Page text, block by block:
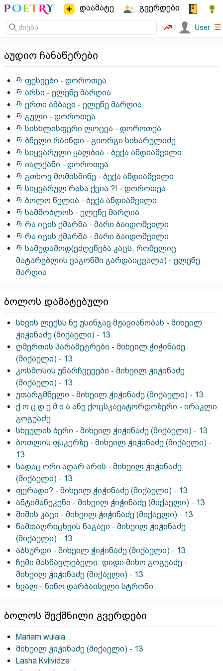
დაამატე გვერდები
User ☰
აუდიო ჩანაწერები
ფესვები -დოროთეა
არსი -ელენე მარღია
ერთი ამბავი -ელენე მარღია
გული -დოროთეა
სისხლისფერი ლოცვა -დოროთეა
ბნელი რაინდი -გიორგი სიხარულიძე
სიყვარული ყალბია -ბექა ანდიაშვილი
იალქანი -დოროთეა
გთხოვ მომისმინე -ბექა ანდიაშვილი
სიყვარულ რასა ქვია ?! -დოროთეა
ბოლო წელია -ბექა ანდიაშვილი
სამშობლოს -ელენე მარღია
რა იცის ქმარმა -მარი ბაიდოშვილი
რა იცის ქმარმა -მარი ბაიდოშვილი
სამუდამოდ(ეძღვნება კაცს, რომელიც
მატარებლის ვაგონში გარდაიცვალა) - ელენე
მარღია
ბოლოს დამატებული
სხვის ლექსს ნუ უსინჯავ მჟავიანობას - მიხეილ
ჭიჭინაძე (მიქაელი) - 13
ღმერთის პარამეტრები - მიხეილ ჭიჭინაძე
(მიქაელი) - 13
კოსმოსის უნარჩვევები - მიხეილ ჭიჭინაძე
(მიქაელი) - 13
უთარგმნელი - მიხეილ ჭიჭინაძე (მიქაელი) - 13
ქ ო ც დ ე მ ი ა ანუ ქოცსკავატორდოზერი - ირაკლი
გოგუაᲫე
სხეულის ბერი - მიხეილ ჭიჭინაძე (მიქაელი) - 13
ბოთლის ფსკერზე - მიხეილ ჭიჭინაძე (მიქაელი) -
13
სადაც ორი აღარ არის - მიხეილ ჭიჭინაძე
(მიქაელი) - 13
ფერადი? - მიხეილ ჭიჭინაძე (მიქაელი) - 13
ანტიმანეკენი - მიხეილ ჭიჭინაძე (მიქაელი) - 13
შიშის კაცი - მიხეილ ჭიჭინაძე (მიქაელი) - 13
წამთაღრიცხვის ნაგავი - მიხეილ ჭიჭინაძე
(მიქაელი) - 13
აბსურდი - მიხეილ ჭიჭინაძე (მიქაელი) - 13
ჩემი მასწავლებელი: დიდი მიხო გოგუაძე -
მიხეილ ჭიჭინაძე (მიქაელი) - 13
ხვალ - ნინო დარბაისელი სტრონი
ბოლოს შექმნილი გვერდები
Mariam wulaia
მიხეილ ჭიჭინაძე (მიქაელი) - 13
Lasha Kvlividze